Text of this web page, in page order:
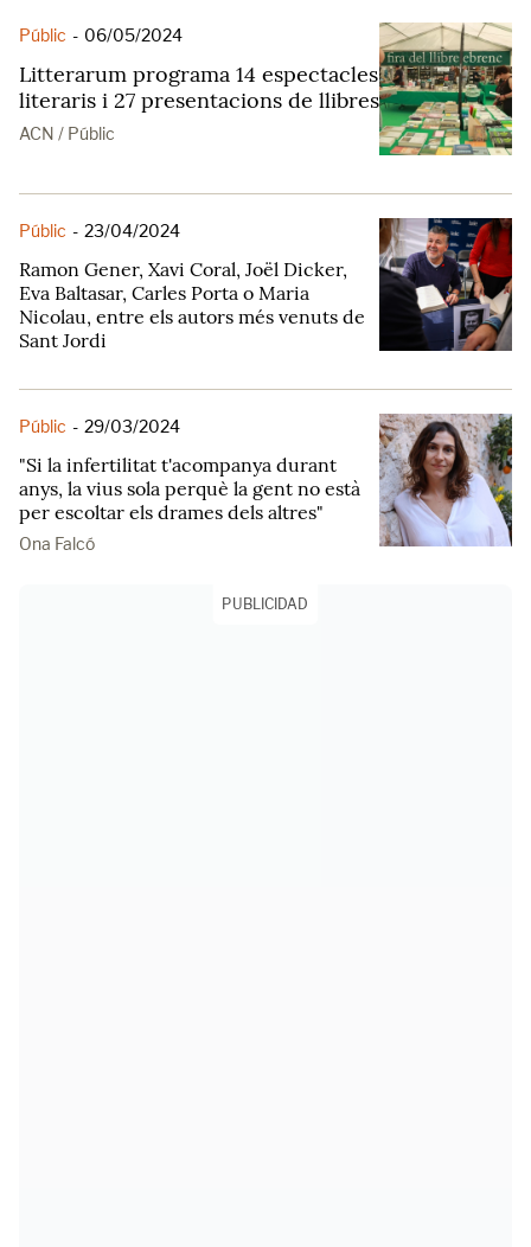
Públic - 06/05/2024
Litterarum programa 14 espectacles
literaris i 27 presentacions de llibres
ACN / Públic
Públic - 23/04/2024
Ramon Gener, Xavi Coral, Joël Dicker,
Eva Baltasar, Carles Porta o Maria
Nicolau, entre els autors més venuts de
Sant Jordi
Públic - 29/03/2024
"Si la infertilitat t'acompanya durant
anys, la vius sola perquè la gent no està
per escoltar els drames dels altres"
Ona Falcó
PUBLICIDAD